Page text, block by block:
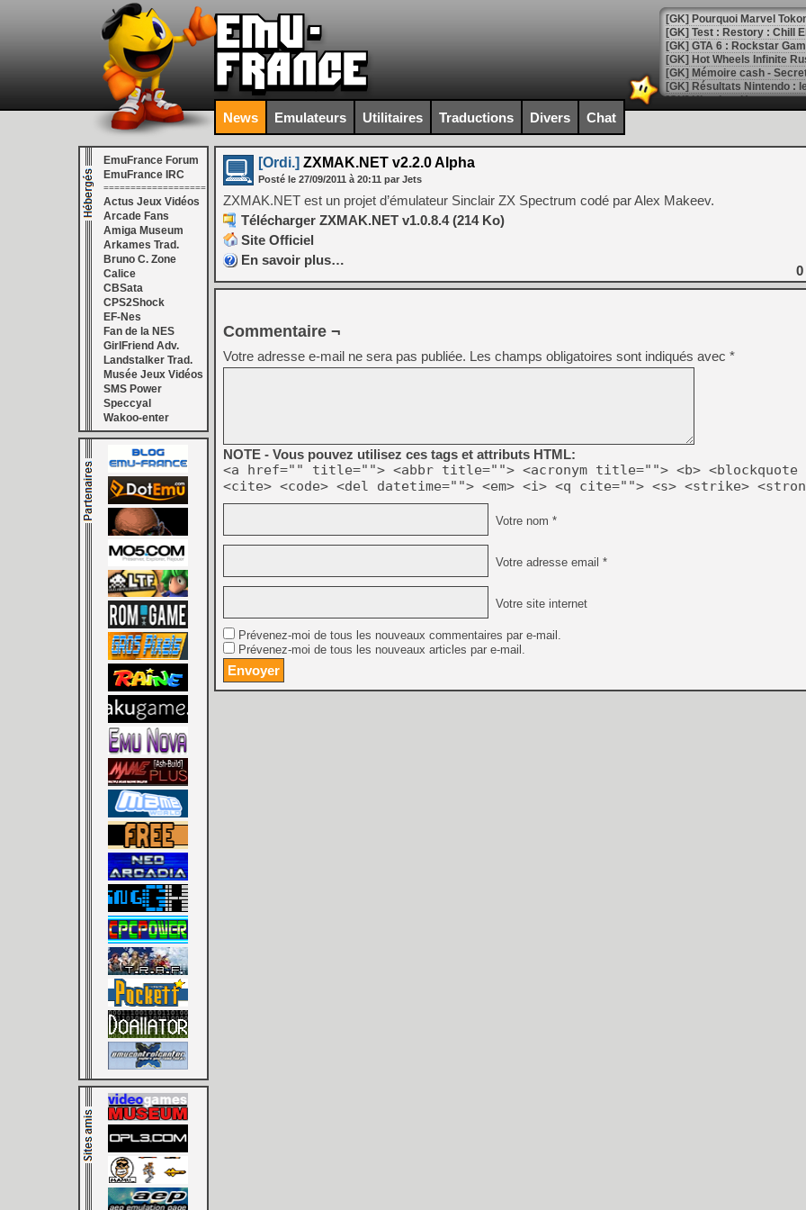
[GK] Pourquoi Marvel
[GK] Test : Restory : Chill
[GK] GTA 6 : Rockstar
[GK] Hot Wheels Infinite
[GK] Mémoire cash -
[GK] Résultats Nintendo :
[GK] Déjà des
[Mo5] Brickboy cherche à
[GK] Minecraft et ses «
[GK] Beast of
[GK] Ubisoft : fin de partie
[GK] Mémoire cash -
[GK] Dan Houser (GTA)
[GK] Comment EA Sports
[GK] Crimson Moon : un
[GK] Isle of Reveries : le
[GK] Moonlighter 2 : The
[GK] Capcom relance
[Mo5] Deux inédits du
[GK] Le beat'em up The
[GK] Endless Legend 2 :
[LS] [PS5] Le WebKit
[GK] Oubliez Crazy Taxi,
[LS] [Switch] NSZ 5.0.0
[GK] No More Room in
[GK] Un chatbot Atelier
[GK] Mémoire cash -
[GK] Nvidia : le prix des
[GK] Suikoden Star Leap
[Mo5] La mini borne
News Emulateurs Utilitaires Traductions Divers Chat
EmuFrance Forum
EmuFrance IRC
===================
Actus Jeux Vidéos
Arcade Fans
Amiga Museum
Arkames Trad.
Bruno C. Zone
Calice
CBSata
CPS2Shock
EF-Nes
Fan de la NES
GirlFriend Adv.
Landstalker Trad.
Musée Jeux Vidéos
SMS Power
Speccyal
Wakoo-enter
[Ordi.] ZXMAK.NET v2.2.0 Alpha
Posté le 27/09/2011 à 20:11 par Jets
ZXMAK.NET est un projet d’émulateur Sinclair ZX Spectrum codé par Alex Makeev.
Télécharger ZXMAK.NET v1.0.8.4 (214 Ko)
Site Officiel
En savoir plus…
0
Commentaire ¬
Votre adresse e-mail ne sera pas publiée. Les champs obligatoires sont indiqués avec *
NOTE - Vous pouvez utilisez ces tags et attributs HTML:
<a href="" title=""> <abbr title=""> <acronym title=""> <b> <blockquote
<cite> <code> <del datetime=""> <em> <i> <q cite=""> <s> <strike>
Votre nom *
Votre adresse email *
Votre site internet
Prévenez-moi de tous les nouveaux commentaires par e-mail.
Prévenez-moi de tous les nouveaux articles par e-mail.